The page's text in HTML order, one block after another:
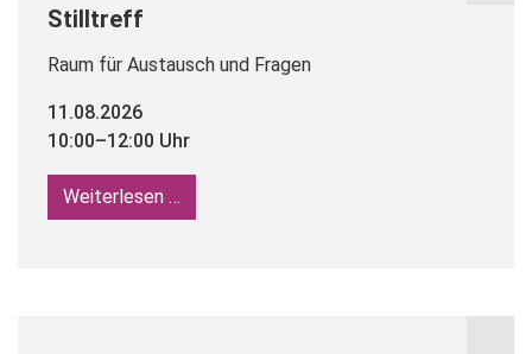
Stilltreff
Raum für Austausch und Fragen
11.08.2026
10:00–12:00 Uhr
Weiterlesen …